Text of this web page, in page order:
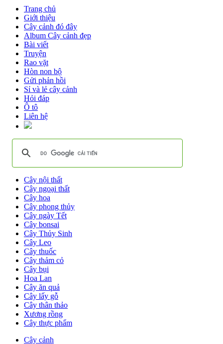
Trang chủ
Giới thiệu
Cây cảnh đó đây
Album Cây cảnh đẹp
Bài viết
Truyện
Rao vặt
Hòn non bộ
Gửi phản hồi
Sỉ và lẻ cây cảnh
Hỏi đáp
Ô tô
Liên hệ
Cây nội thất
Cây ngoại thất
Cây hoa
Cây phong thủy
Cây ngày Tết
Cây bonsai
Cây Thủy Sinh
Cây Leo
Cây thuốc
Cây thảm cỏ
Cây bụi
Hoa Lan
Cây ăn quả
Cây lấy gỗ
Cây thân thảo
Xương rồng
Cây thực phẩm
Cây cảnh